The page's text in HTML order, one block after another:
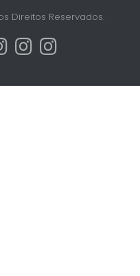
Direitos Reservados.